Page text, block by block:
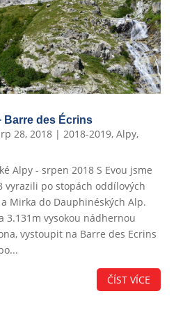
Barre des Écrins
28, 2018| 2018-2019, Alpy,
Alpy - srpen 2018 S Evou jsme
vyrazili po stopách oddílových
Mirka do Dauphinéských Alp.
3.131m vysokou nádhernou
vystoupit na Barre des Ecrins
ČÍST VÍCE